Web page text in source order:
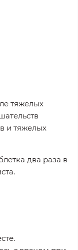
тяжелых
и тяжелых
два раза в